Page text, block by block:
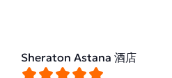
Sheraton Astana 酒店